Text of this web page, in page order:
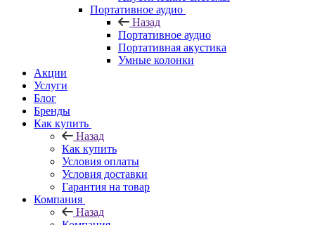
Портативное аудио
Назад
Портативное аудио
Портативная акустика
Умные колонки
Акции
Услуги
Блог
Бренды
Как купить
Назад
Как купить
Условия оплаты
Условия доставки
Гарантия на товар
Компания
Назад